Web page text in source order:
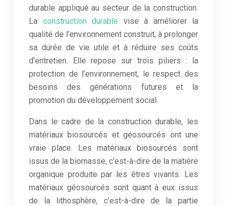
durable appliqué au secteur de la construction.
La construction durable vise à améliorer la
qualité de l’environnement construit, à prolonger
sa durée de vie utile et à réduire ses coûts
d’entretien. Elle repose sur trois piliers : la
protection de l’environnement, le respect des
besoins des générations futures et la
promotion du développement social.
Dans le cadre de la construction durable, les
matériaux biosourcés et géosourcés ont une
vraie place. Les matériaux biosourcés sont
issus de la biomasse, c’est-à-dire de la matière
organique produite par les êtres vivants. Les
matériaux géosourcés sont quant à eux issus
de la lithosphère, c’est-à-dire de la partie